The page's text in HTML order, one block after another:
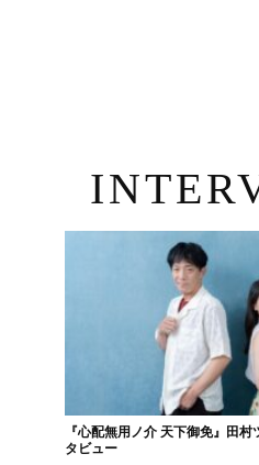
『心配無用ノ介 天下御免』田
タビュー